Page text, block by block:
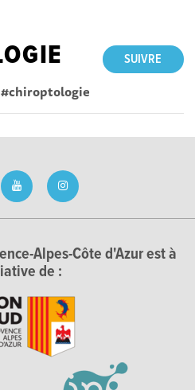
SUIVRE
#chiroptologie
Alpes-Côte d'Azur est à
de :